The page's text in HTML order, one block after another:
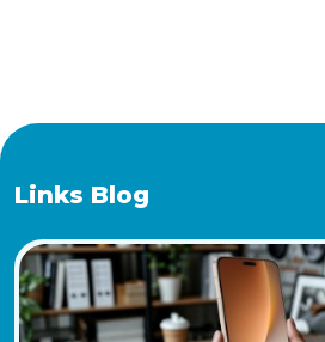
Links Blog